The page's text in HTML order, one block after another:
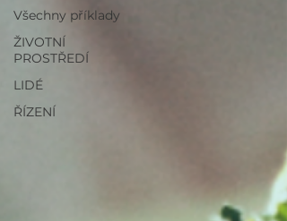
Všechny příklady
ŽIVOTNÍ
PROSTŘEDÍ
LIDÉ
ŘÍZENÍ